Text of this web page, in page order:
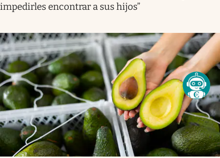
impedirles encontrar a sus hijos”